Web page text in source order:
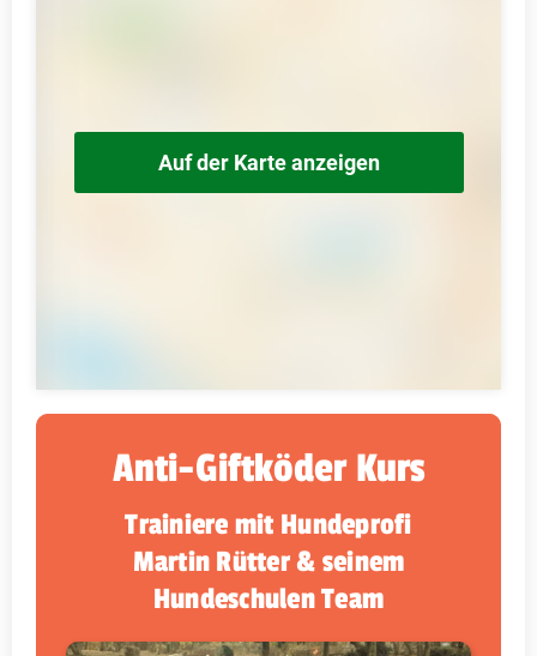
Auf der Karte anzeigen
Anti-Giftköder Kurs
Trainiere mit Hundeprofi
Martin Rütter & seinem
Hundeschulen Team